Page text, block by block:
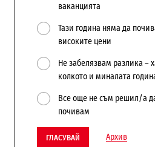
ваканцията
Тази година няма да
високите цени
Не забелязвам разлика –
колкото и миналата
Все още не съм решил/а
почивам
ГЛАСУВАЙ Архив